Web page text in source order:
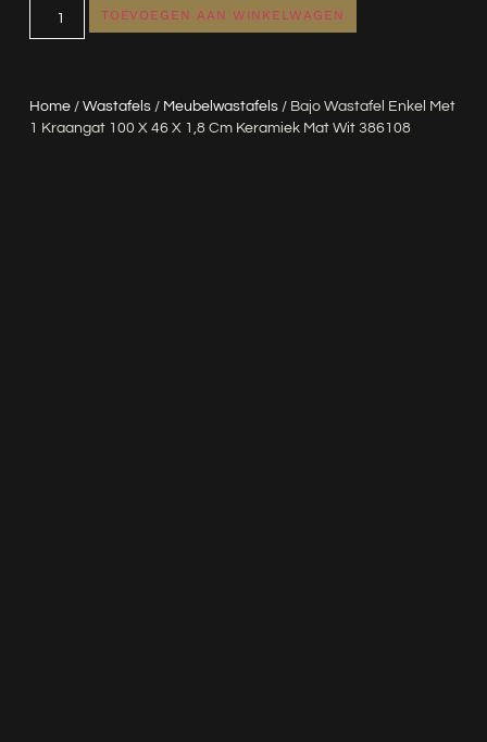
Home/ Wastafels/ Meubelwastafels/ Bajo Wastafel Enkel Met
1 Kraangat 100 X 46 X 1,8 Cm Keramiek Mat Wit 386108
TOEVOEGEN AAN WINKELWAGEN